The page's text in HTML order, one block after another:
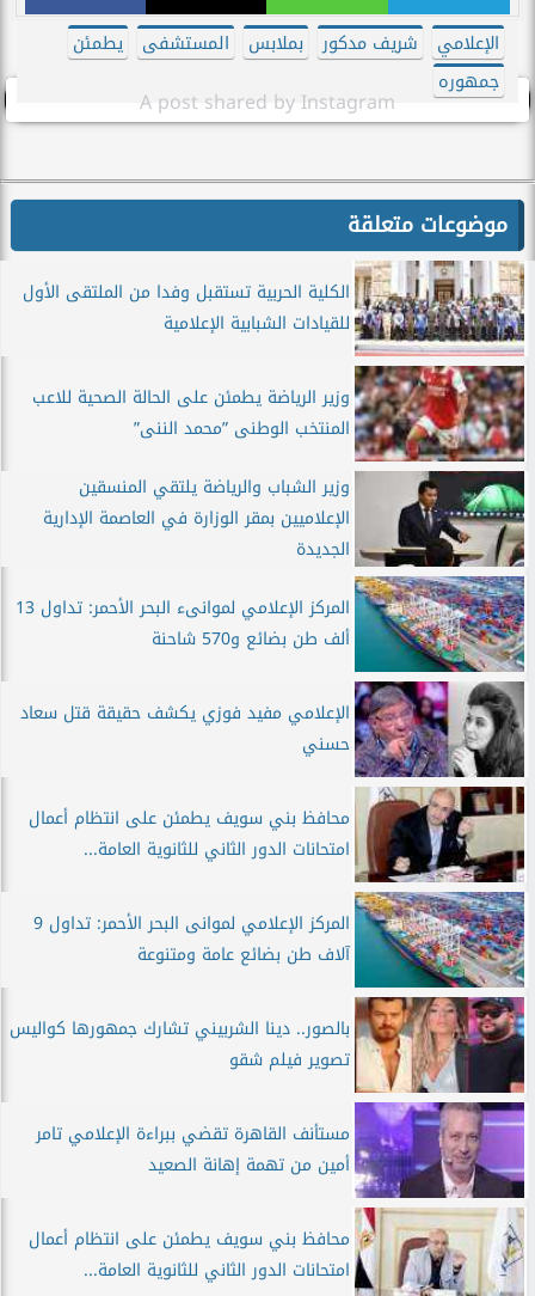
الإعلامي شريف مدكور بملابس المستشفى
يطمئن
جمهوره
A post shared by Instagram
موضوعات متعلقة
الكلية الحربية تستقبل وفدا من الملتقى الأول
للقيادات الشبابية الإعلامية
وزير الرياضة يطمئن على الحالة الصحية للاعب
المنتخب الوطنى ”محمد الننى”
وزير الشباب والرياضة يلتقي المنسقين
الإعلاميين بمقر الوزارة في العاصمة الإدارية
الجديدة
المركز الإعلامي لموانىء البحر الأحمر: تداول 13
ألف طن بضائع و570 شاحنة
الإعلامي مفيد فوزي يكشف حقيقة قتل سعاد
حسني
محافظ بني سويف يطمئن على انتظام أعمال
امتحانات الدور الثاني للثانوية العامة...
المركز الإعلامي لموانى البحر الأحمر: تداول 9
آلاف طن بضائع عامة ومتنوعة
بالصور.. دينا الشربيني تشارك جمهورها كواليس
تصوير فيلم شقو
مستأنف القاهرة تقضي ببراءة الإعلامي تامر
أمين من تهمة إهانة الصعيد
محافظ بني سويف يطمئن على انتظام أعمال
امتحانات الدور الثاني للثانوية العامة...